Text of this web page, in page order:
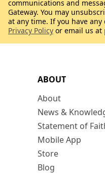
ABOUT
About
News &
Statement of
Mobile App
Store
Blog
communications and
Gateway. You may
at any time. If you have
Privacy Policy or email us at